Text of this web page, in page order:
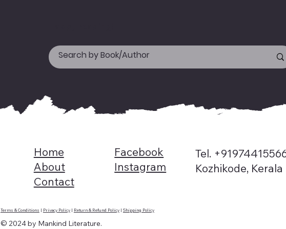
Terms & Conditions | Privacy Policy| Return & Refund Policy| Shipping Policy
© 2024 by Mankind Literature.
Tel.
Kozhikode, Kerala
Home
About
Contact
Facebook
Instagram